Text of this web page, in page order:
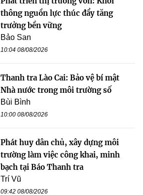
thông nguồn lực thúc đẩy tăng
trưởng bền vững
Bảo San
10:04 08/08/2026
Thanh tra Lào Cai: Bảo vệ bí mật
Nhà nước trong môi trường số
Bùi Bình
10:00 08/08/2026
Phát huy dân chủ, xây dựng môi
trường làm việc công khai, minh
bạch tại Báo Thanh tra
Trí Vũ
09:42 08/08/2026